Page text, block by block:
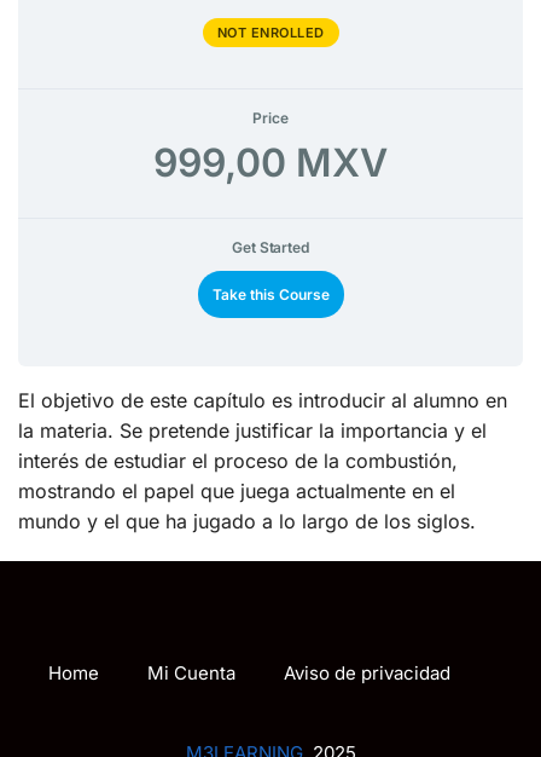
NOT ENROLLED
Price
999,00 MXV
Get Started
Take this Course
El objetivo de este capítulo es introducir al alumno en
la materia. Se pretende justificar la importancia y el
interés de estudiar el proceso de la combustión,
mostrando el papel que juega actualmente en el
mundo y el que ha jugado a lo largo de los siglos.
Home Mi Cuenta Aviso de privacidad
M3LEARNING2025